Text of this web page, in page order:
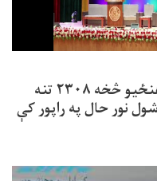
د کابل پوهنتون له ۲۲ ویشت پوهنځیو څخه ۲۳۰۸ تنه
نور حال په راپور کې